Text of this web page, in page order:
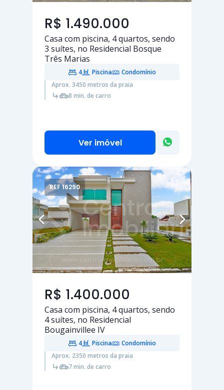
R$ 1.490.000
Casa com piscina, 4 quartos, sendo
3 suítes, no Residencial Bosque
Três Marias
4 Piscina
Condomínio
Aprox. 3450 metros da praia
8 min. de carro
Ver imóvel
REF 16290
R$ 1.400.000
Casa com piscina, 4 quartos, sendo
4 suítes, no Residencial
Bougainvillee IV
4 Piscina
Condomínio
Aprox. 2350 metros da praia
7 min. de carro